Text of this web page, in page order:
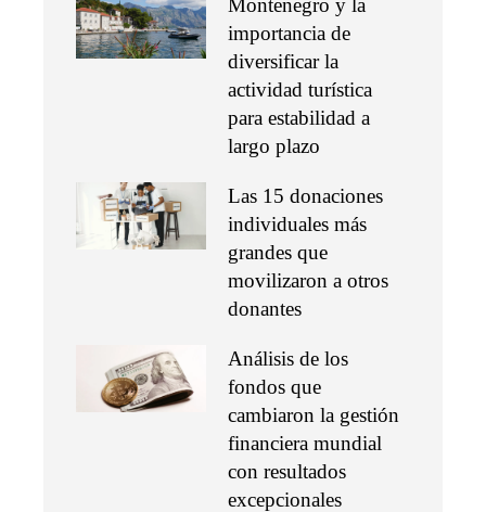
importancia de
diversificar la
actividad turística
para estabilidad a
largo plazo
Las 15 donaciones
individuales más
grandes que
movilizaron a otros
donantes
Análisis de los
fondos que
cambiaron la gestión
financiera mundial
con resultados
excepcionales